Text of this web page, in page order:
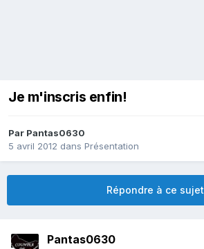
Je m'inscris enfin!
Par Pantas0630
5 avril 2012 dans Présentation
Répondre à ce sujet
Pantas0630